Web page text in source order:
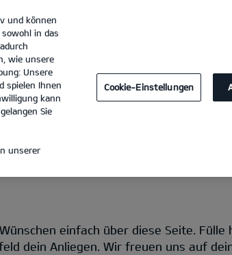
Tel. :
einfach über diese Seite.
dein Anliegen. Wir freuen uns auf
und können
in das
wie unsere
Unsere
spielen Ihnen
kann
Sie
unserer
Cookie-Einstellungen